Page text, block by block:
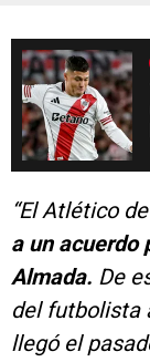
“El Atlético
a un acuerdo
Almada. De
del futbolista
llegó el